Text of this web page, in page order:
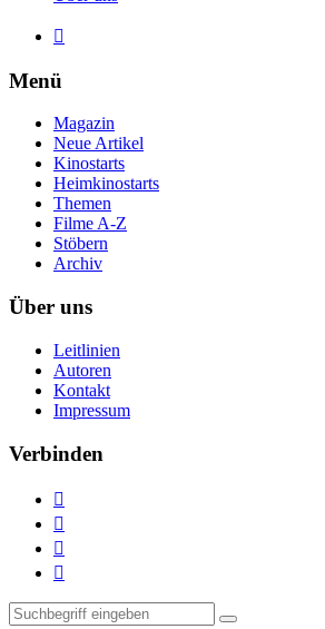

Menü
Magazin
Neue Artikel
Kinostarts
Heimkinostarts
Themen
Filme A-Z
Stöbern
Archiv
Über uns
Leitlinien
Autoren
Kontakt
Impressum
Verbinden



